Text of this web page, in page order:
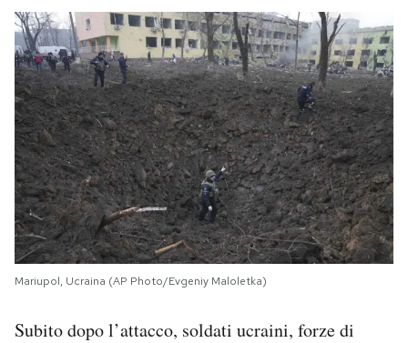
Mariupol, Ucraina (AP Photo/Evgeniy Maloletka)
Subito dopo l’attacco, soldati ucraini, forze di